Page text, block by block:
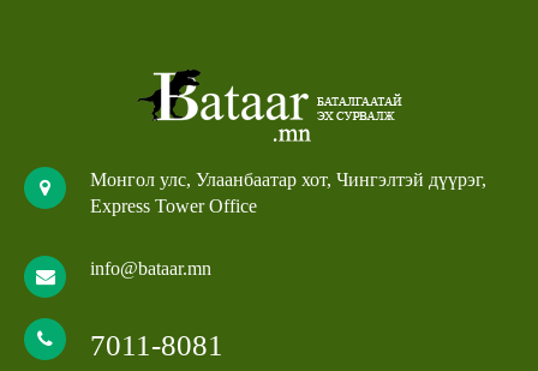
Монгол улс, Улаанбаатар хот, Чингэлтэй дүүрэг,
Express Tower Office
info@bataar.mn
7011-8081